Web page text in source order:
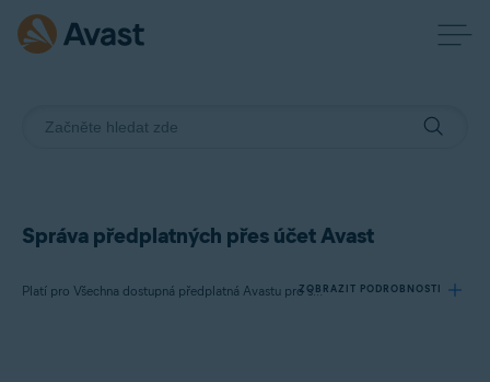
Správa předplatných přes účet Avast
Platí pro Všechna dostupná předplatná Avastu pro spotřebitele
ZOBRAZIT PODROBNOSTI